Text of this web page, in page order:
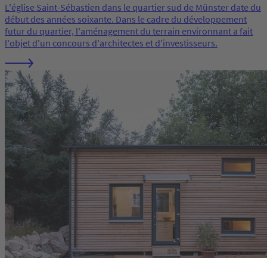
L'église Saint-Sébastien dans le quartier sud de Münster date du
début des années soixante. Dans le cadre du développement
futur du quartier, l'aménagement du terrain environnant a fait
l'objet d'un concours d'architectes et d'investisseurs.